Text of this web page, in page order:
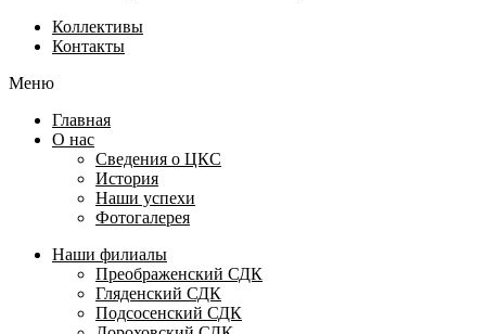
Коллективы
Контакты
Меню
Главная
О нас
Сведения о ЦКС
История
Наши успехи
Фотогалерея
Наши филиалы
Преображенский СДК
Гляденский СДК
Подсосенский СДК